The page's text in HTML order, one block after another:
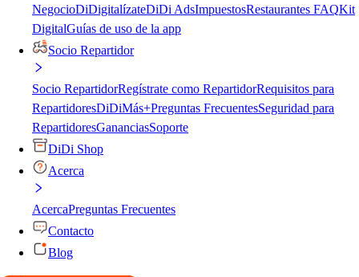
NegocioDiDigitalízateDiDi AdsImpuestosRestaurantes FAQKit
DigitalGuías de uso de la app
Socio Repartidor
Socio RepartidorRegístrate como RepartidorRequisitos para
RepartidoresDiDiMás+Preguntas FrecuentesSeguridad para
RepartidoresGananciasSoporte
DiDi Shop
Acerca
AcercaPreguntas Frecuentes
Contacto
Blog